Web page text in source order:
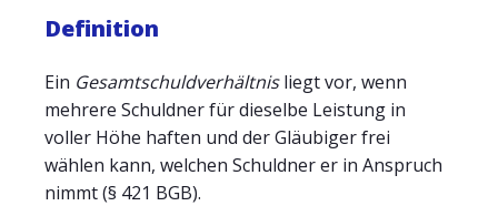
Definition
Ein Gesamtschuldverhältnisliegt vor, wenn
mehrere Schuldner für dieselbe Leistung in
voller Höhe haften und der Gläubiger frei
wählen kann, welchen Schuldner er in Anspruch
nimmt (§ 421 BGB).